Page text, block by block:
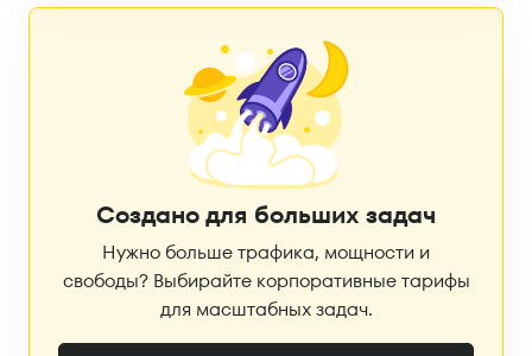
Создано для больших задач
Нужно больше трафика, мощности и
свободы? Выбирайте корпоративные тарифы
для масштабных задач.